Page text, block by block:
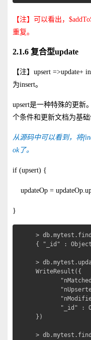
【注】可以看出，
重复。
2.1.6 复合型update
【注】upsert
为insert。
upsert是一种特殊的更新
个条件和更新文档为基础
从源码中可以看到，将
ok了。
if (upsert) {
updateOp =
}
>
{ "_id" :
>
WriteResult({
"_id" :
})
>